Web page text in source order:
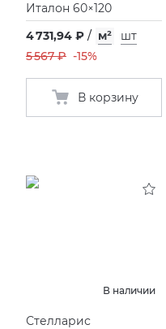
Италон 60×120
4 731,94 ₽ / м²
шт
5 567 ₽ -15%
В корзину
В наличии
Стелларис